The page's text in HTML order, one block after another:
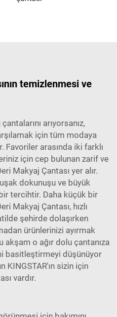
temizlenmesi ve
arıyorsanız,
için tüm modaya
arasında iki farklı
için cep bulunan zarif ve
Makyaj Çantası yer alır.
dokunuşu ve büyük
tercihtir. Daha küçük bir
Makyaj Çantası, hızlı
şehirde dolaşırken
ürünlerinizi ayırmak
o ağır dolu çantanıza
basitleştirmeyi düşünüyor
KINGSTAR'ın sizin için
vardır.